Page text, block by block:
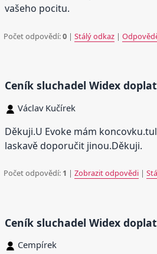
vašeho pocitu.
Počet odpovědí:0 |Stálý odkaz |
Ceník sluchadel Widex
Václav Kučírek
Děkuji.U Evoke mám
laskavě doporučit jinou.Děkuji.
Počet odpovědí: 1 |Zobrazit odpovědi |
Ceník sluchadel Widex
Cempírek